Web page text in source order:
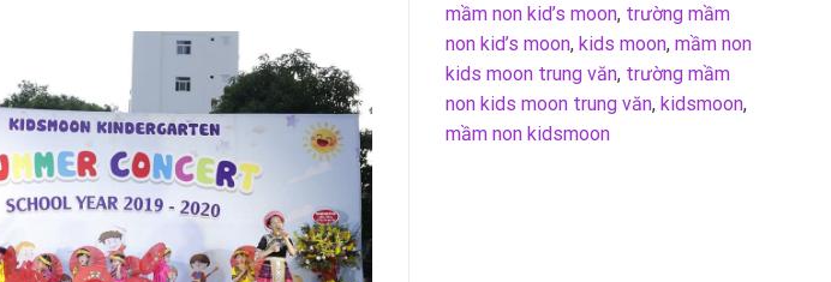
mầm non kid’s moon, trường mầm
non kid’s moon, kids moon, mầm non
kids moon trung văn, trường mầm
non kids moon trung văn, kidsmoon,
mầm non kidsmoon